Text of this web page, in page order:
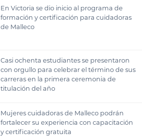
En Victoria se dio inicio al programa de
formación y certificación para cuidadoras
de Malleco
Casi ochenta estudiantes se presentaron
con orgullo para celebrar el término de sus
carreras en la primera ceremonia de
titulación del año
Mujeres cuidadoras de Malleco podrán
fortalecer su experiencia con capacitación
y certificación gratuita